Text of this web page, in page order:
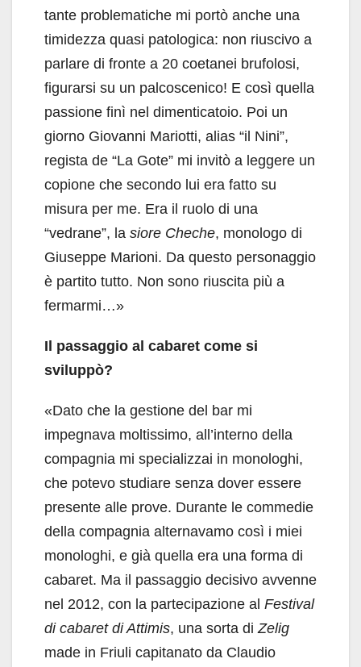
tante problematiche mi portò anche una
timidezza quasi patologica: non riuscivo a
parlare di fronte a 20 coetanei brufolosi,
figurarsi su un palcoscenico! E così quella
passione finì nel dimenticatoio. Poi un
giorno Giovanni Mariotti, alias “il Nini”,
regista de “La Gote” mi invitò a leggere un
copione che secondo lui era fatto su
misura per me. Era il ruolo di una
“vedrane”, la siore Cheche, monologo di
Giuseppe Marioni. Da questo personaggio
è partito tutto. Non sono riuscita più a
fermarmi…»
Il passaggio al cabaret come si
sviluppò?
«Dato che la gestione del bar mi
impegnava moltissimo, all’interno della
compagnia mi specializzai in monologhi,
che potevo studiare senza dover essere
presente alle prove. Durante le commedie
della compagnia alternavamo così i miei
monologhi, e già quella era una forma di
cabaret. Ma il passaggio decisivo avvenne
nel 2012, con la partecipazione al Festival
di cabaret di Attimis, una sorta di Zelig
made in Friuli capitanato da Claudio